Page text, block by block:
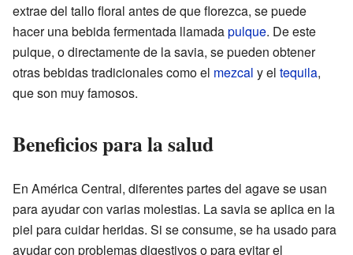
extrae del tallo floral antes de que florezca, se puede
hacer una bebida fermentada llamadapulque. De este
pulque, o directamente de la savia, se pueden obtener
otras bebidas tradicionales como el mezcal y el tequila,
que son muy famosos.
Beneficios para la salud
En América Central, diferentes partes del agave se usan
para ayudar con varias molestias. La savia se aplica en la
piel para cuidar heridas. Si se consume, se ha usado para
ayudar con problemas digestivos o para evitar el